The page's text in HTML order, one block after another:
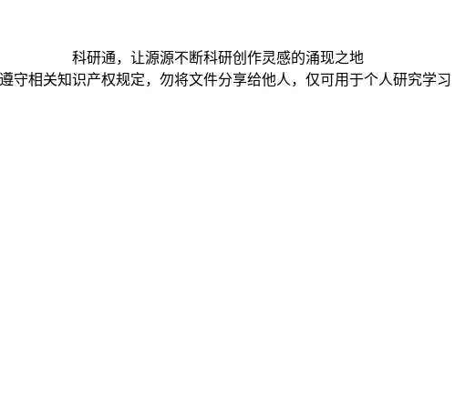
科研通，让源源不断科研创作灵感的涌现之地
守相关知识产权规定，勿将文件分享给他人，仅可用于个人研究学习